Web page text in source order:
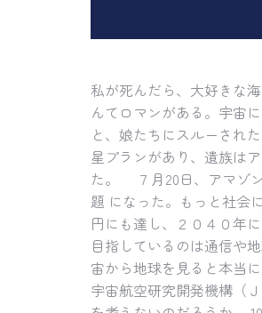
私が死んだら、大好きな
んてロマンがある。宇宙
と、娘たちにスルーされ
星プランがあり、遺族は
た。 ７月20日、アマゾ
題 になった。もっと社会
円にも達し、２０４０年
目指しているのは通信や
宙から地球を見ると本当
宇宙航空研究開発機構（